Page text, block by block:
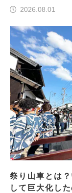
2026.08.01
祭り山車とは
して巨大化し